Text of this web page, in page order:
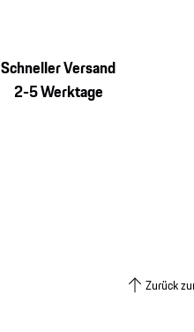
Schneller Versand
2-5 Werktage
Zurück